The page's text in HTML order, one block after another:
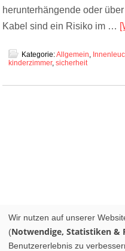
herunterhängende oder
Kabel sind ein Risiko im …
Kategorie:Allgemein,
kinderzimmer,sicherheit
Wir nutzen auf unserer
(Notwendige, Statistiken &
Benutzererlebnis zu